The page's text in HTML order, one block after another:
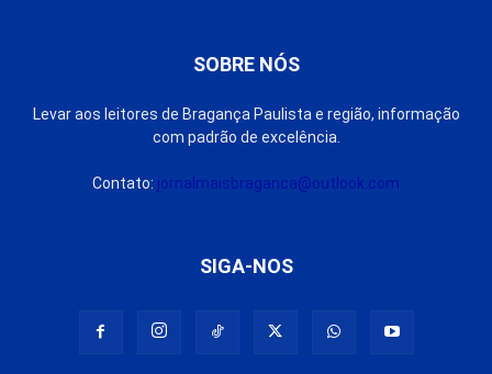
SOBRE NÓS
Levar aos leitores de Bragança Paulista e região, informação
com padrão de excelência.
Contato: jornalmaisbraganca@outlook.com
SIGA-NOS